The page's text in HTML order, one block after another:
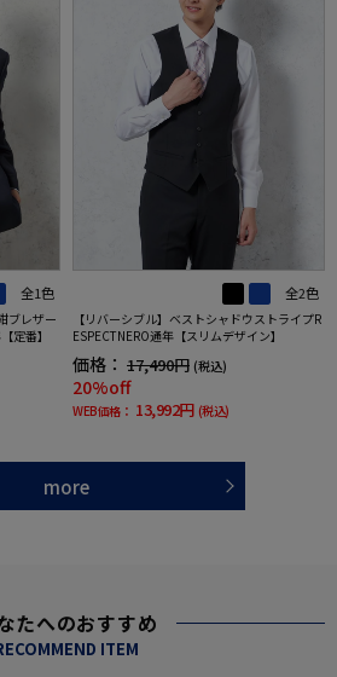
全1色
ブレザー
定番】
全2色
【リバーシブル】ベストシャドウストライプR
ESPECTNERO通年【スリムデザイン】
価格： 17,490円 (税込)
20%off
WEB価格： 13,992円 (税込)
more
たへのおすすめ
ITEM